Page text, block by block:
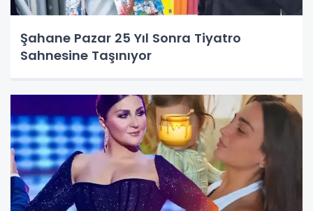
Şahane Pazar 25 Yıl Sonra Tiyatro
Sahnesine Taşınıyor